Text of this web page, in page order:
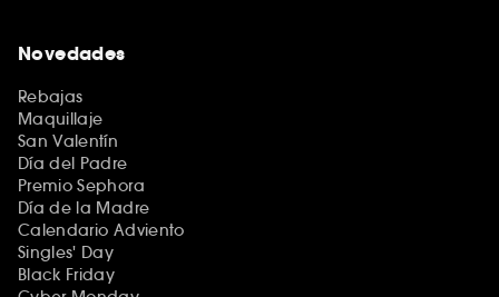
Novedades
Rebajas
Maquillaje
San Valentín
Día del Padre
Premio Sephora
Día de la Madre
Calendario Adviento
Singles' Day
Black Friday